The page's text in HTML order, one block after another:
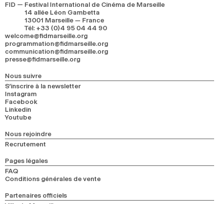
FID — Festival International de Cinéma de Marseille
14 allée Léon Gambetta
13001 Marseille — France
Tél: +33 (0)4 95 04 44 90
welcome@fidmarseille.org
programmation@fidmarseille.org
communication@fidmarseille.org
presse@fidmarseille.org
Nous suivre
S’inscrire à la newsletter
Instagram
Facebook
Linkedin
Youtube
Nous rejoindre
Recrutement
Pages légales
FAQ
Conditions générales de vente
Partenaires officiels